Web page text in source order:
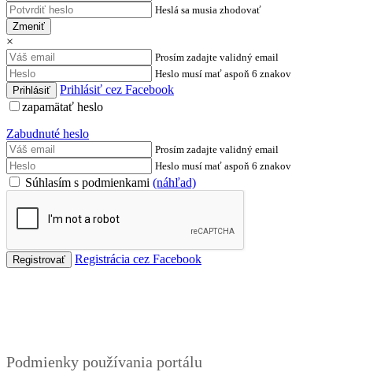
Heslá sa musia zhodovať
Zmeniť
×
Prosím zadajte validný email
Heslo musí mať aspoň 6 znakov
Prihlásiť cez Facebook
zapamätať heslo
Zabudnuté heslo
Prosím zadajte validný email
Heslo musí mať aspoň 6 znakov
Súhlasím s podmienkami (náhľad)
Registrácia cez Facebook
Podmienky používania portálu